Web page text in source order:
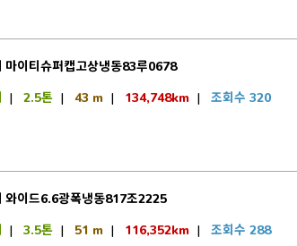
마이티슈퍼캡고상냉동83루0678
| 2.5톤| 43 m| 134,748km| 조회수 320
와이드6.6광폭냉동817조2225
| 3.5톤| 51 m| 116,352km| 조회수 288